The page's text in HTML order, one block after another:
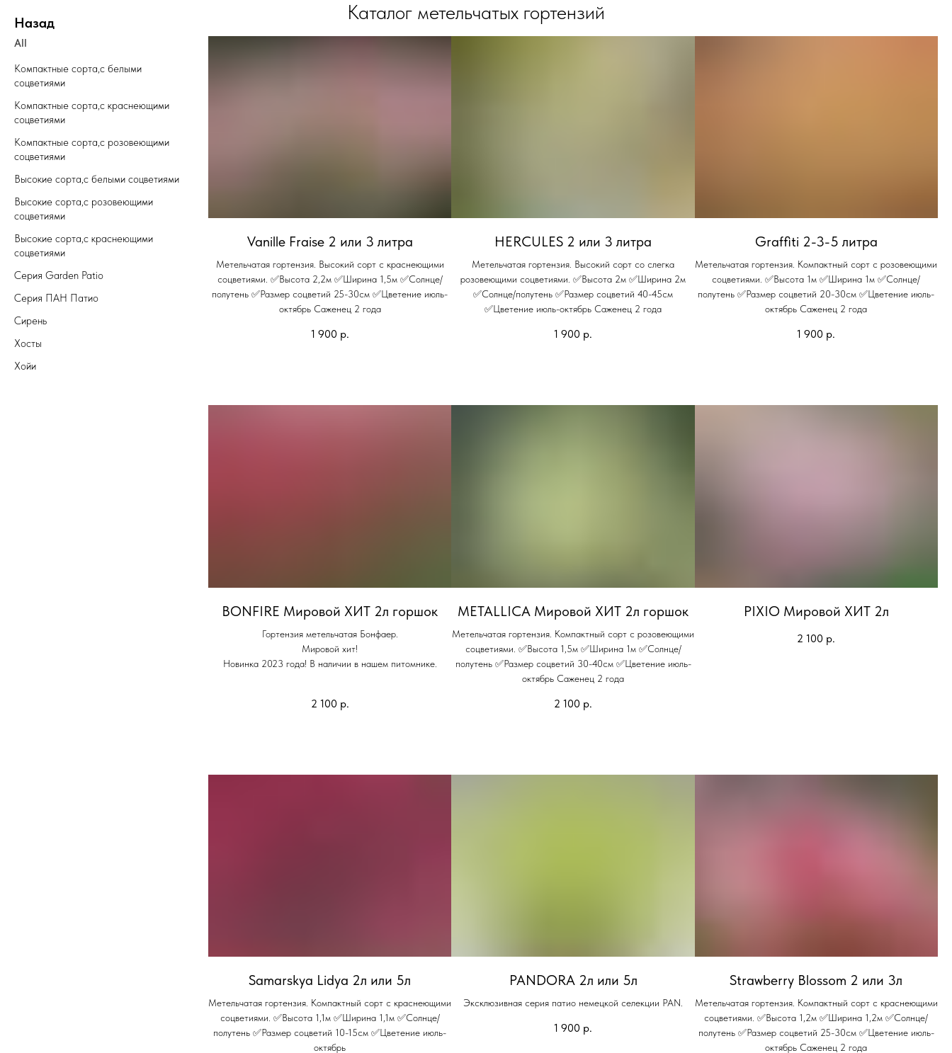
Назад Каталог метельчатых гортензий
All
Компактные сорта,с белыми
соцветиями
Компактные сорта,с краснеющими
соцветиями
Компактные сорта,с розовеющими
соцветиями
Высокие сорта,с белыми соцветиями
Высокие сорта,с розовеющими
соцветиями
Высокие сорта,с краснеющими
соцветиями
Серия Garden Patio
Серия ПАН Патио
Сирень
Хосты
Хойи
Vanille Fraise 2 или 3 литра
Метельчатая гортензия. Высокий сорт с краснеющими
соцветиями. ✅Высота 2,2м ✅Ширина 1,5м ✅Солнце/
полутень ✅Размер соцветий 25-30см ✅Цветение июль-
октябрь Саженец 2 года
1 900 р.
HERCULES 2 или 3 литра
Метельчатая гортензия. Высокий сорт со слегка
розовеющими соцветиями. ✅Высота 2м ✅Ширина 2м
✅Солнце/полутень ✅Размер соцветий 40-45см
✅Цветение июль-октябрь Саженец 2 года
1 900 р.
Graffiti 2-3-5 литра
Метельчатая гортензия. Компактный сорт с розовеющими
соцветиями. ✅Высота 1м ✅Ширина 1м ✅Солнце/
полутень ✅Размер соцветий 20-30см ✅Цветение июль-
октябрь Саженец 2 года
1 900 р.
BONFIRE Мировой ХИТ 2л горшок
Гортензия метельчатая Бонфаер.
Мировой хит!
Новинка 2023 года! В наличии в нашем питомнике.
2 100 р.
METALLICA Мировой ХИТ 2л горшок
Метельчатая гортензия. Компактный сорт с розовеющими
соцветиями. ✅Высота 1,5м ✅Ширина 1м ✅Солнце/
полутень ✅Размер соцветий 30-40см ✅Цветение июль-
октябрь Саженец 2 года
2 100 р.
PIXIO Мировой ХИТ 2л
2 100 р.
Samarskya Lidya 2л или 5л
Метельчатая гортензия. Компактный сорт с краснеющими
соцветиями. ✅Высота 1,1м ✅Ширина 1,1м ✅Солнце/
полутень ✅Размер соцветий 10-15см ✅Цветение июль-
октябрь
PANDORA 2л или 5л
Эксклюзивная серия патио немецкой селекции PAN.
1 900 р.
Strawberry Blossom 2 или 3л
Метельчатая гортензия. Компактный сорт с краснеющими
соцветиями. ✅Высота 1,2м ✅Ширина 1,2м ✅Солнце/
полутень ✅Размер соцветий 25-30см ✅Цветение июль-
октябрь Саженец 2 года